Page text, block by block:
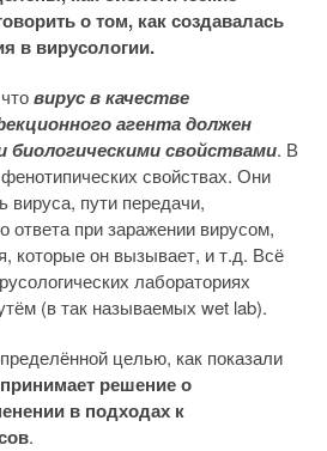
о том, как создавалась
в вирусологии.
вирус в качестве
агента должен
свойствами. В
свойствах. Они
вируса, пути передачи,
ответа при заражении вирусом,
которые он вызывает, и т.д. Всё
лабораториях
(в так называемых wet lab).
целью, как показали
принимает решение о
в подходах к
.